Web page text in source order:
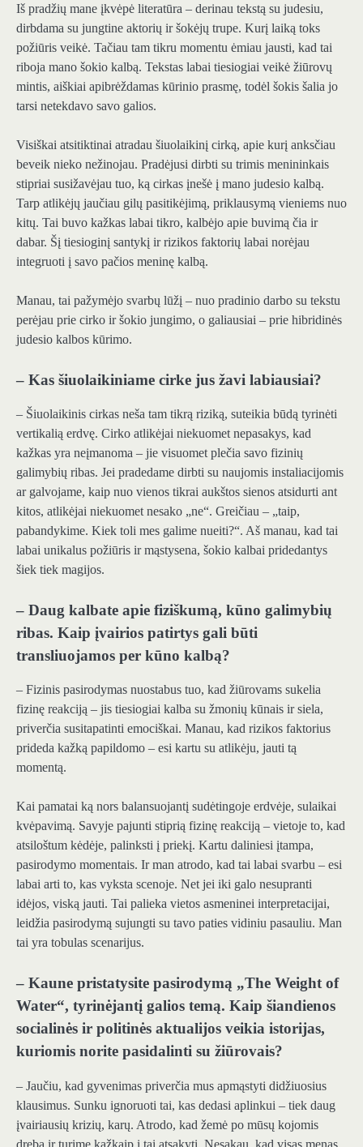
Iš pradžių mane įkvėpė literatūra – derinau tekstą su judesiu,
dirbdama su jungtine aktorių ir šokėjų trupe. Kurį laiką toks
požiūris veikė. Tačiau tam tikru momentu ėmiau jausti, kad tai
riboja mano šokio kalbą. Tekstas labai tiesiogiai veikė žiūrovų
mintis, aiškiai apibrėždamas kūrinio prasmę, todėl šokis šalia jo
tarsi netekdavo savo galios.
Visiškai atsitiktinai atradau šiuolaikinį cirką, apie kurį anksčiau
beveik nieko nežinojau. Pradėjusi dirbti su trimis menininkais
stipriai susižavėjau tuo, ką cirkas įnešė į mano judesio kalbą.
Tarp atlikėjų jaučiau gilų pasitikėjimą, priklausymą vieniems nuo
kitų. Tai buvo kažkas labai tikro, kalbėjo apie buvimą čia ir
dabar. Šį tiesioginį santykį ir rizikos faktorių labai norėjau
integruoti į savo pačios meninę kalbą.
Manau, tai pažymėjo svarbų lūžį – nuo pradinio darbo su tekstu
perėjau prie cirko ir šokio jungimo, o galiausiai – prie hibridinės
judesio kalbos kūrimo.
– Kas šiuolaikiniame cirke jus žavi labiausiai?
– Šiuolaikinis cirkas neša tam tikrą riziką, suteikia būdą tyrinėti
vertikalią erdvę. Cirko atlikėjai niekuomet nepasakys, kad
kažkas yra neįmanoma – jie visuomet plečia savo fizinių
galimybių ribas. Jei pradedame dirbti su naujomis instaliacijomis
ar galvojame, kaip nuo vienos tikrai aukštos sienos atsidurti ant
kitos, atlikėjai niekuomet nesako „ne“. Greičiau – „taip,
pabandykime. Kiek toli mes galime nueiti?“. Aš manau, kad tai
labai unikalus požiūris ir mąstysena, šokio kalbai pridedantys
šiek tiek magijos.
– Daug kalbate apie fiziškumą, kūno galimybių
ribas. Kaip įvairios patirtys gali būti
transliuojamos per kūno kalbą?
– Fizinis pasirodymas nuostabus tuo, kad žiūrovams sukelia
fizinę reakciją – jis tiesiogiai kalba su žmonių kūnais ir siela,
priverčia susitapatinti emociškai. Manau, kad rizikos faktorius
prideda kažką papildomo – esi kartu su atlikėju, jauti tą
momentą.
Kai pamatai ką nors balansuojantį sudėtingoje erdvėje, sulaikai
kvėpavimą. Savyje pajunti stiprią fizinę reakciją – vietoje to, kad
atsiloštum kėdėje, palinksti į priekį. Kartu daliniesi įtampa,
pasirodymo momentais. Ir man atrodo, kad tai labai svarbu – esi
labai arti to, kas vyksta scenoje. Net jei iki galo nesupranti
idėjos, viską jauti. Tai palieka vietos asmeninei interpretacijai,
leidžia pasirodymą sujungti su tavo paties vidiniu pasauliu. Man
tai yra tobulas scenarijus.
– Kaune pristatysite pasirodymą „The Weight of
Water“, tyrinėjantį galios temą. Kaip šiandienos
socialinės ir politinės aktualijos veikia istorijas,
kuriomis norite pasidalinti su žiūrovais?
– Jaučiu, kad gyvenimas priverčia mus apmąstyti didžiuosius
klausimus. Sunku ignoruoti tai, kas dedasi aplinkui – tiek daug
įvairiausių krizių, karų. Atrodo, kad žemė po mūsų kojomis
dreba ir turime kažkaip į tai atsakyti. Nesakau, kad visas menas